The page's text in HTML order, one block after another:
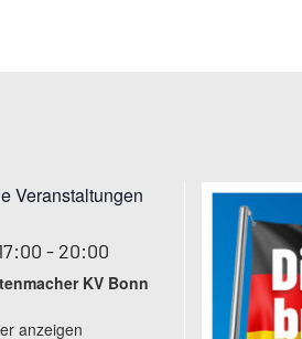
Veranstaltungen
- 20:00
KV Bonn
anzeigen